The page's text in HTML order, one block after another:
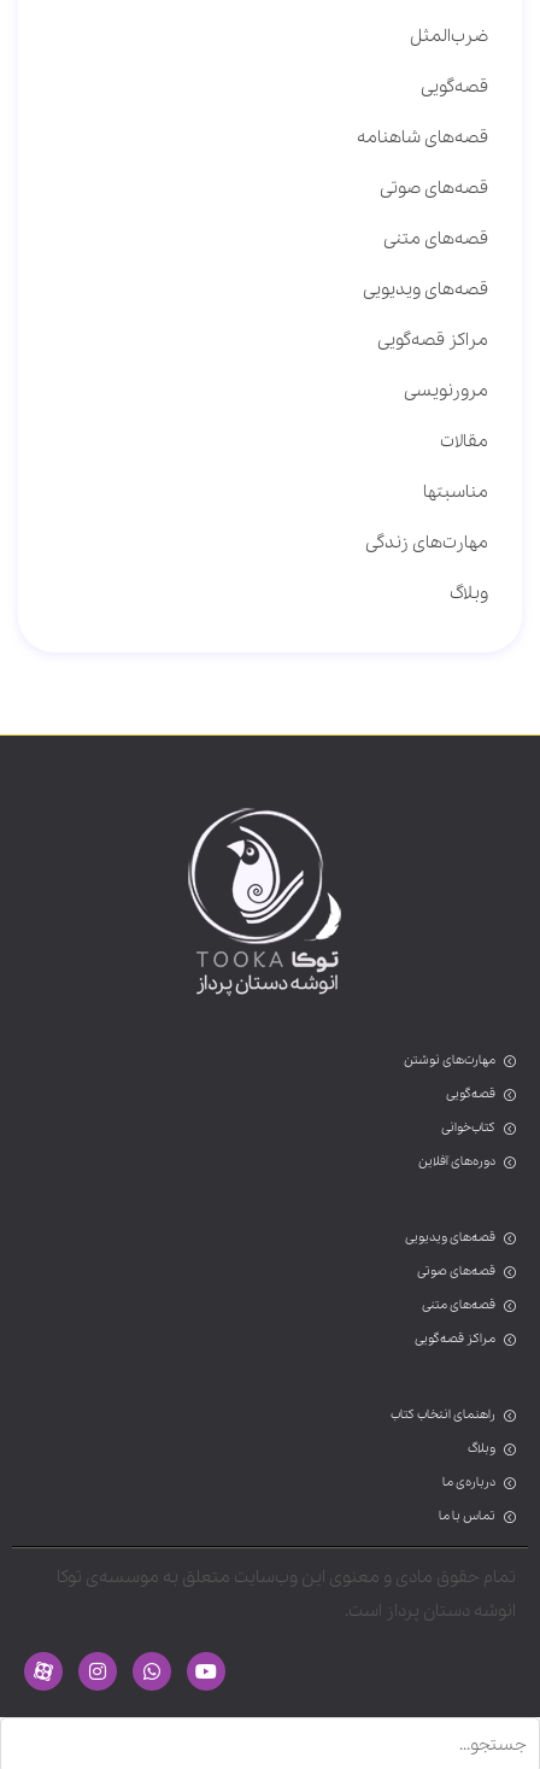
ضرب‌المثل
قصه‌گویی
قصه‌های شاهنامه
قصه‌های صوتی
قصه‌های متنی
قصه‌های ویدیویی
مراکز قصه‌گویی
مرورنویسی
مقالات
مناسبتها
مهارت‌های زندگی
وبلاگ
مهارت‌های نوشتن
قصه‌گویی
کتاب‌خوانی
دوره‌های آفلاین
قصه‌های ویدیویی
قصه‌های صوتی
قصه‌های متنی
مراکز قصه‌گویی
راهنمای انتخاب کتاب
وبلاگ
درباره‌ی ما
تماس با ما
تمام حقوق مادی و معنوی این وب‌سایت متعلق به موسسه‌ی توکا
انوشه دستان پرداز است.